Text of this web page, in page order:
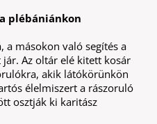
plébániánkon
a másokon való segítés a
Az oltár elé kitett kosár
akik látókörünkön
élelmiszert a rászoruló
osztják ki karitász